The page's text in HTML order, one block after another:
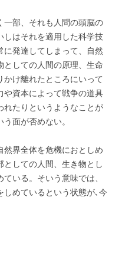
一部、それも人問の頭脳の
しはそれを適用した科学技
に発達してしまって、自然
としての人間の原理、生命
け離れたところにいって
資本によって戦争の道具
れたりというようなことが
面が否めない。
然界全体を危機におとしめ
としての人間、生き物とし
いる。そいう意味では、
しめているという状態が､今